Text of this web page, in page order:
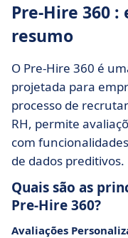
Pre-Hire 360 :
resumo
O Pre-Hire 360 é
projetada para
processo de
RH, permite
com
de dados preditivos.
Quais são as
Pre-Hire 360?
Avaliações